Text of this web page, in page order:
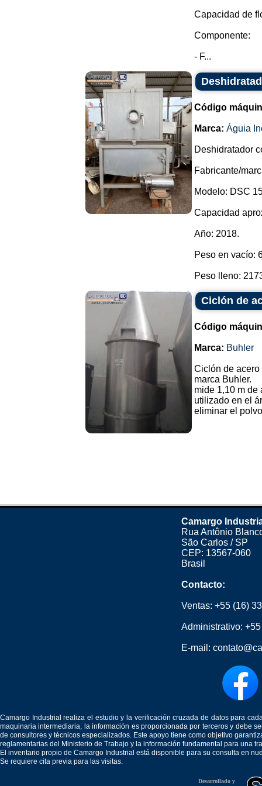
Capacidad de
Componente:
- F...
Código
Marca: Águia
Deshidratador
Fabricante/
Modelo: DSC
Capacidad
Año: 2018.
Peso en vacío:
Peso lleno:
Ciclón de
Código
Marca: Buhler
Ciclón de
marca Buhler.
mide 1,10 m de
utilizado en el
eliminar el
Camargo
Rua Antônio
São Carlos / SP
CEP: 13567-060
Brasil
Contacto:
Ventas: +55 (16)
Administrativo:
E-mail:
Camargo Industrial realiza el estudio y la verificación cruzada de datos para
maquinaria intermediaria, la información es proporcionada por terceros y debe
de consultores y técnicos especializados. Este apoyo tiene como objetivo
reglamentarias del Ministerio de Trabajo y la información fundamental para una
El inventario propio de Camargo Industrial está disponible para su consulta en
Se requiere cita previa para las visitas.
Desarrollado y